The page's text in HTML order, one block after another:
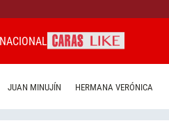
JUAN MINUJÍN HERMANA VERÓNICA